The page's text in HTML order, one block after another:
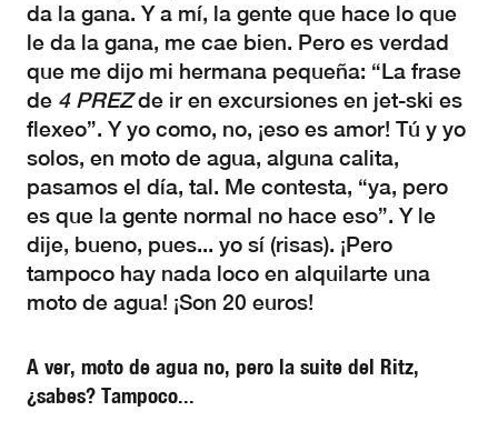
da la gana. Y a mí, la gente que hace lo que
le da la gana, me cae bien. Pero es verdad
que me dijo mi hermana pequeña: “La frase
de 4 PREZde ir en excursiones en jet-ski es
flexeo”. Y yo como, no, ¡eso es amor! Tú y yo
solos, en moto de agua, alguna calita,
pasamos el día, tal. Me contesta, “ya, pero
es que la gente normal no hace eso”. Y le
dije, bueno, pues... yo sí (risas). ¡Pero
tampoco hay nada loco en alquilarte una
moto de agua! ¡Son 20 euros!
A ver, moto de agua no, pero la suite del Ritz,
¿sabes? Tampoco...